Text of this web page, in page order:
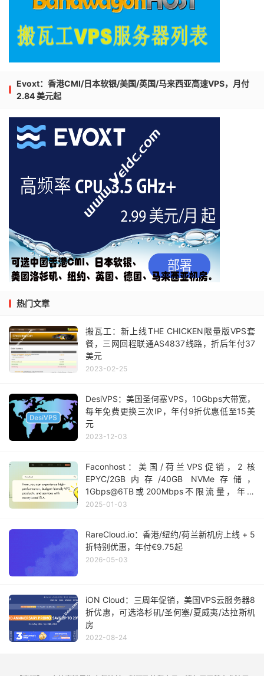
Evoxt：香港CMI/日本软银/美国/英国/马来西亚高速VPS，月付
2.84 美元起
热门文章
搬瓦工：新上线THE CHICKEN限量版VPS套
餐，三网回程联通AS4837线路，折后年付37
美元
2023-02-25
DesiVPS：美国圣何塞VPS，10Gbps大带宽，
每年免费更换三次IP，年付9折优惠低至15美
元
2023-12-03
Faconhost：美国/荷兰VPS促销，2 核
EPYC/2GB内存/40GB NVMe存储，
1Gbps@6TB或200Mbps不限流量，年付
£24.25
2025-01-03
RareCloud.io：香港/纽约/荷兰新机房上线 + 5
折特别优惠，年付€9.75起
2026-05-03
iON Cloud：三周年促销，美国VPS云服务器8
折优惠，可选洛杉矶/圣何塞/夏威夷/达拉斯机
房
2022-08-24